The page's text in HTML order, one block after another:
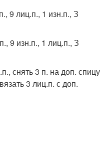
9 лиц.п., 1 изн.п., З
9 изн.п., 1 лиц.п., З
снять 3 п. на доп. спицу
3 лиц.п. с доп.